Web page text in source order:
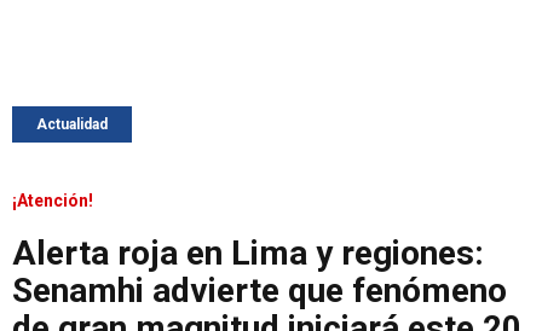
Actualidad
¡Atención!
Alerta roja en Lima y regiones:
Senamhi advierte que fenómeno